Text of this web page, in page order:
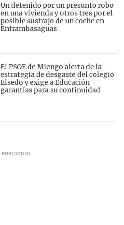
Un detenido por un presunto robo
en una vivienda y otros tres por el
posible sustrajo de un coche en
Entrambasaguas
El PSOE de Miengo alerta de la
estrategia de desgaste del colegio
Elsedo y exige a Educación
garantías para su continuidad